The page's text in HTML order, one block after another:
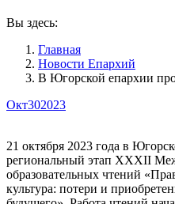
Вы здесь:
Главная
Новости Епархий
В Югорской епархии
Окт302023
21 октября 2023 года в
региональный этап XXХII
образовательных чтений
культура: потери и